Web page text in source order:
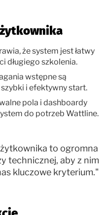
że system jest łatwy
długiego szkolenia.
wstępne są
i efektywny start.
pola i dashboardy
do potrzeb Wattline.
to ogromna
technicznej, aby z nim
kluczowe kryterium."